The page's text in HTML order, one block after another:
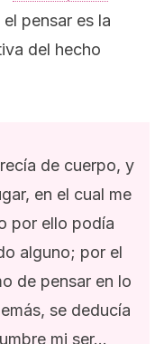
pensar es la
del hecho
de cuerpo, y
en el cual me
por ello podía
alguno; por el
de pensar en lo
se deducía
mi ser…